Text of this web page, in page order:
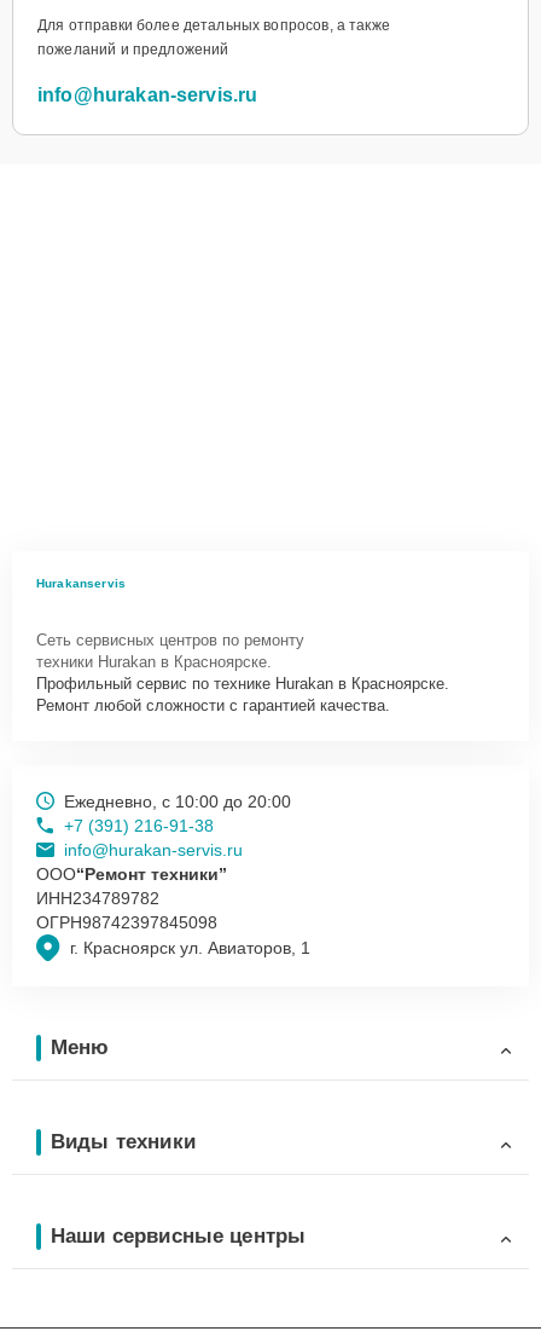
Для отправки более детальных вопросов, а также
пожеланий и предложений
info@hurakan-servis.ru
Hurakanservis
Сеть сервисных центров по ремонту
техники Hurakan в Красноярске.
Профильный сервис по технике Hurakan в Красноярске.
Ремонт любой сложности с гарантией качества.
г. Красноярск ул. Авиаторов, 1
Ежедневно, с 10:00 до 20:00
+7 (391) 216-91-38
info@hurakan-servis.ru
ООО“Ремонт техники”
ИНН234789782
ОГРН98742397845098
Меню
Виды техники
Наши сервисные центры